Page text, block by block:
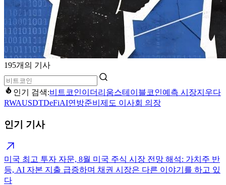
195개의 기사
인기 검색:비트코인이더리움스테이블코인예측 시장지우다
RWAUSDTDeFiAI연방준비제도 이사회 의장
인기 기사
미국 최고 투자 자문, 8월 미국 주식 시장 전망 해석: 가치주 반
등, AI 자본 지출 급증하며 채권 시장은 다른 이야기를 하고 있
다